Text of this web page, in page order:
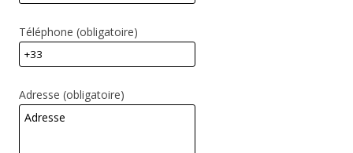
Téléphone (obligatoire)
Adresse (obligatoire)